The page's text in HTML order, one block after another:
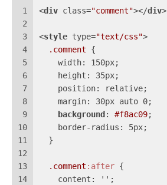
1
2
3
4
5
6
7
8
9
10
11
12
13
14
<div class="comment"></div>
<style type="text/css">
.comment {
    width: 150px;
    height: 35px;
    position: relative;
    margin: 30px auto 0;
background : #f8ac09;
    border-radius: 5px;
  }
.comment :after {
    content: '';